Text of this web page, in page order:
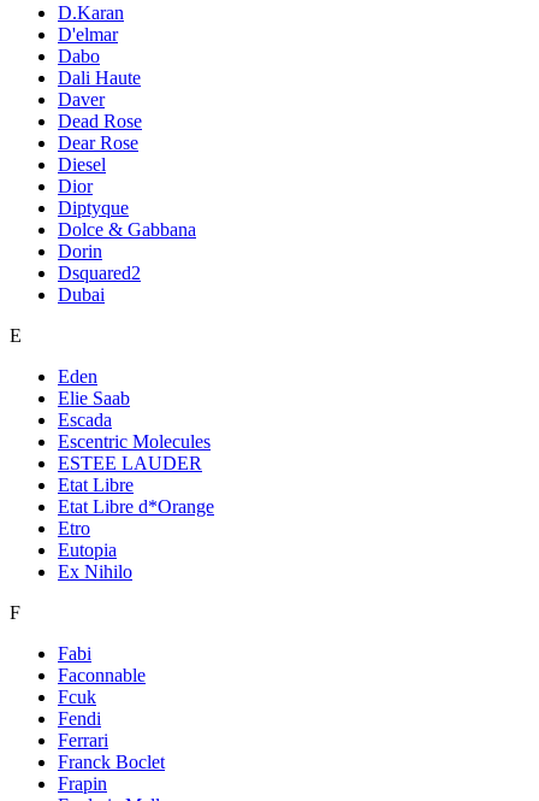
D.Karan
D'elmar
Dabo
Dali Haute
Daver
Dead Rose
Dear Rose
Diesel
Dior
Diptyque
Dolce & Gabbana
Dorin
Dsquared2
Dubai
E
Eden
Elie Saab
Escada
Escentric Molecules
ESTEE LAUDER
Etat Libre
Etat Libre d*Orange
Etro
Eutopia
Ex Nihilo
F
Fabi
Faconnable
Fcuk
Fendi
Ferrari
Franck Boclet
Frapin